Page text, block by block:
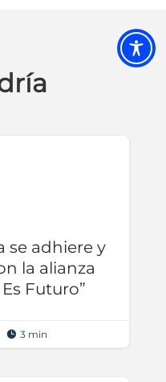
se adhiere y
la alianza
Futuro”
 3 min